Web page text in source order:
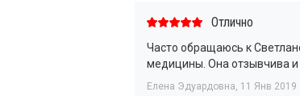
Отлично
Часто обращаюсь к
медицины. Она отзывчива и
Елена Эдуардовна, 11 Янв 2019